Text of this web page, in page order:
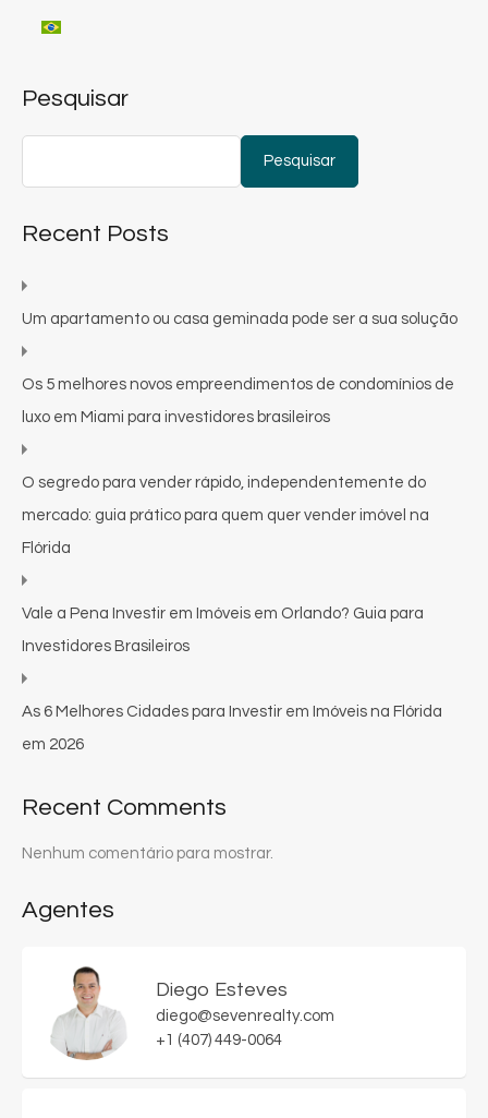
Pesquisar
Pesquisar
Recent Posts
Um apartamento ou casa geminada pode ser a sua solução
Os 5 melhores novos empreendimentos de condomínios de
luxo em Miami para investidores brasileiros
O segredo para vender rápido, independentemente do
mercado: guia prático para quem quer vender imóvel na
Flórida
Vale a Pena Investir em Imóveis em Orlando? Guia para
Investidores Brasileiros
As 6 Melhores Cidades para Investir em Imóveis na Flórida
em 2026
Recent Comments
Nenhum comentário para mostrar.
Agentes
Diego Esteves
diego@sevenrealty.com
+1 (407) 449-0064